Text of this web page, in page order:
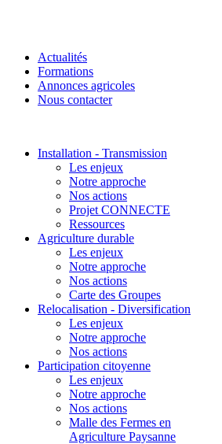
Actualités
Formations
Annonces agricoles
Nous contacter
Installation - Transmission
Les enjeux
Notre approche
Nos actions
Projet CONNECTE
Ressources
Agriculture durable
Les enjeux
Notre approche
Nos actions
Carte des Groupes
Relocalisation - Diversification
Les enjeux
Notre approche
Nos actions
Participation citoyenne
Les enjeux
Notre approche
Nos actions
Malle des Fermes en
Agriculture Paysanne